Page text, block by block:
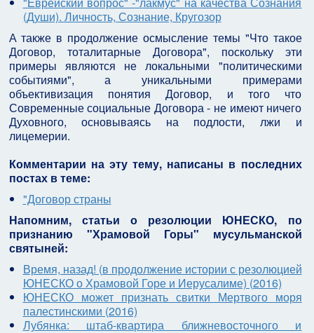
(Души). Личность, Сознание, Кругозор
А также в продолжение осмысление темы "Что такое
Договор, тоталитарные Договора", поскольку эти
примеры являются не локальными "политическими
событиями", а уникальными примерами
объективизация понятия Договор, и того что
Современные социальные Договора - не имеют ничего
Духовного, основываясь на подлости, лжи и
лицемерии.
Комментарии на эту тему, написаны в последних
постах в теме:
"Договор страны
Напомним, статьи о резолюции ЮНЕСКО, по
признанию "Храмовой Горы" мусульманской
святыней:
Время, назад! (в продолжение истории с резолюцией
ЮНЕСКО о Храмовой Горе и Иерусалиме) (2016)
ЮНЕСКО может признать свитки Мертвого моря
палестинскими (2016)
Лубянка: штаб-квартира ближневосточного и